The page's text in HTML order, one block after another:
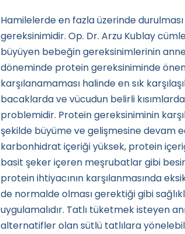
Hamilelerde en fazla üzerinde
gereksinimidir. Op. Dr. Arzu Kublay
büyüyen bebeğin gereksinimlerinin
döneminde protein gereksiniminde
karşılanamaması halinde en sık
bacaklarda ve vücudun belirli
problemidir. Protein gereksiniminin
şekilde büyüme ve gelişmesine devam
karbonhidrat içeriği yüksek, protein
basit şeker içeren meşrubatlar gibi
protein ihtiyacının karşılanmasında
de normalde olması gerektiği gibi
uygulamalıdır. Tatlı tüketmek isteyen
alternatifler olan sütlü tatlılara